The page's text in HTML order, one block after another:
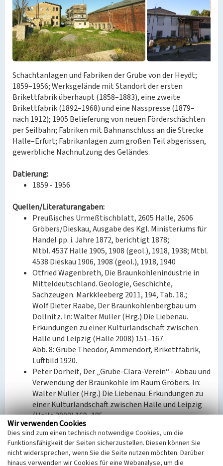
Schachtanlagen und Fabriken der Grube von der Heydt;
1859–1956; Werksgelände mit Standort der ersten
Brikettfabrik überhaupt (1858–1883), eine zweite
Brikettfabrik (1892–1968) und eine Nasspresse (1879–
nach 1912); 1905 Belieferung von neuen Förderschächten
per Seilbahn; Fabriken mit Bahnanschluss an die Strecke
Halle–Erfurt; Fabrikanlagen zum großen Teil abgerissen,
gewerbliche Nachnutzung des Geländes.
Datierung:
1859 - 1956
Quellen/Literaturangaben:
Preußisches Urmeßtischblatt, 2605 Halle, 2606
Gröbers/Dieskau, Ausgabe des Kgl. Ministeriums für
Handel pp. i. Jahre 1872, berichtigt 1878;
Mtbl. 4537 Halle 1905, 1908 (geol.), 1918, 1938; Mtbl.
4538 Dieskau 1906, 1908 (geol.), 1918, 1940
Otfried Wagenbreth, Die Braunkohlenindustrie in
Mitteldeutschland. Geologie, Geschichte,
Sachzeugen. Markkleeberg 2011, 194, Tab. 18.;
Wolf Dieter Raabe, Der Braunkohlenbergbau um
Döllnitz. In: Walter Müller (Hrg.) Die Liebenau.
Erkundungen zu einer Kulturlandschaft zwischen
Halle und Leipzig (Halle 2008) 151–167.
Abb. 8: Grube Theodor, Ammendorf, Brikettfabrik,
Luftbild 1920.
Peter Dörheit, Der „Grube-Clara-Verein“ - Abbau und
Verwendung der Braunkohle im Raum Gröbers. In:
Walter Müller (Hrg.) Die Liebenau. Erkundungen zu
einer Kulturlandschaft zwischen Halle und Leipzig
(Halle 2008) 169–185.
BKM-Nummer:40000034
Wir verwenden Cookies
Dies sind zum einen technisch notwendige Cookies, um die
Funktionsfähigkeit der Seiten sicherzustellen. Diesen können Sie
nicht widersprechen, wenn Sie die Seite nutzen möchten. Darüber
hinaus verwenden wir Cookies für eine Webanalyse, um die